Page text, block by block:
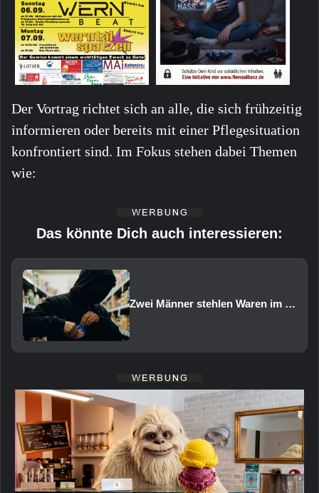
Der Vortrag richtet sich an alle, die sich frühzeitig
informieren oder bereits mit einer Pflegesituation
konfrontiert sind. Im Fokus stehen dabei Themen
wie:
Das könnte Dich auch interessieren:
Zwei Männer stehlen Waren im Wert von rund 1.000 Euro